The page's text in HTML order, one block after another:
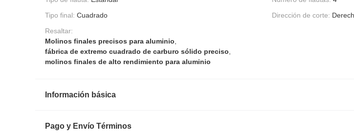
Tipo final: Cuadrado Dirección de corte:
Resaltar:
Molinos finales precisos para aluminio
fábrica de extremo cuadrado de carburo sólido preciso
molinos finales de alto rendimiento para aluminio
Información básica
Pago y Envío Términos